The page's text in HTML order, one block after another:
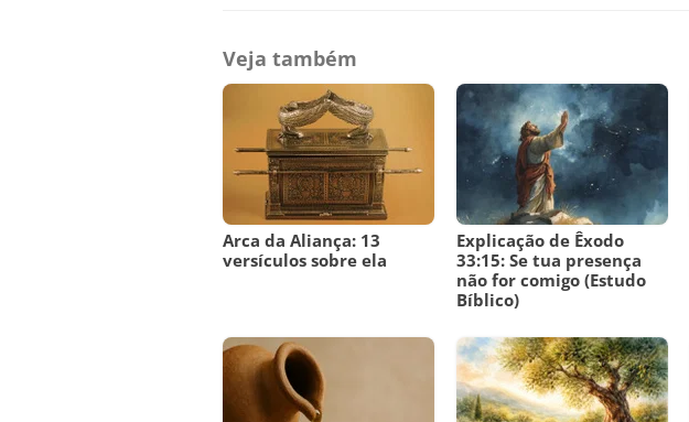
Veja também
Arca da Aliança: 13
versículos sobre ela
Explicação de Êxodo
33:15: Se tua presença
não for comigo (Estudo
Bíblico)